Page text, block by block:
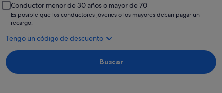
Conductor menor de 30 años o mayor de 70
Es posible que los conductores jóvenes o los mayores deban pagar un
recargo.
Tengo un código de descuento
Buscar